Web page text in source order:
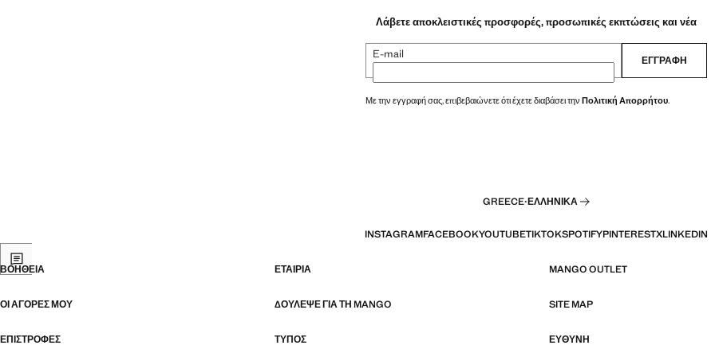
Λάβετε αποκλειστικές προσφορές, προσωπικές εκπτώσεις και νέα
E-mail ΕΓΓΡΑΦΉ
Με την εγγραφή σας, επιβεβαιώνετε ότι έχετε διαβάσει την Πολιτική Απορρήτου.
GREECE·ΕΛΛΗΝΙΚΆ
INSTAGRAMFACEBOOKYOUTUBETIKTOKSPOTIFYPINTERESTXLINKEDIN
ΒΟΉΘΕΙΑ ΕΤΑΙΡΊΑ MANGO OUTLET
ΟΙ ΑΓΟΡΈΣ ΜΟΥ ΔΟΎΛΕΨΕ ΓΙΑ ΤΗ MANGO SITE MAP
ΕΠΙΣΤΡΟΦΈΣ ΤΎΠΟΣ ΕΥΘΥΝΗ